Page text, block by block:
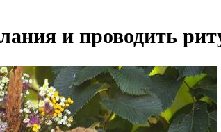
и проводить